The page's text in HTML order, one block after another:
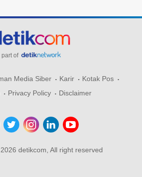
part of
Media Siber Karir
Kotak Pos
Privacy Policy Disclaimer
detikcom, All right reserved